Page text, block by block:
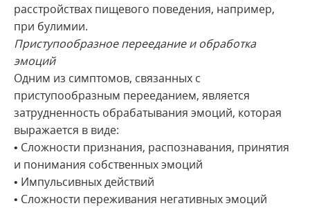
расстройствах пищевого поведения, например,
при булимии.
Приступообразное переедание и обработка
эмоций
Одним из симптомов, связанных с
приступообразным перееданием, является
затрудненность обрабатывания эмоций, которая
выражается в виде:
• Сложности признания, распознавания, принятия
и понимания собственных эмоций
• Импульсивных действий
• Сложности переживания негативных эмоций